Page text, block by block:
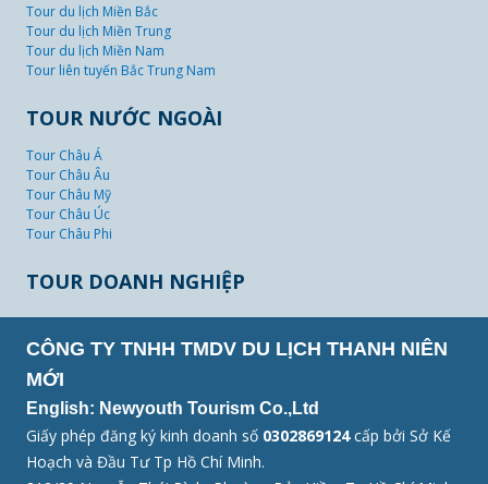
Tour du lịch Miền Bắc
Tour du lịch Miền Trung
Tour du lịch Miền Nam
Tour liên tuyến Bắc Trung Nam
TOUR NƯỚC NGOÀI
Tour Châu Á
Tour Châu Âu
Tour Châu Mỹ
Tour Châu Úc
Tour Châu Phi
TOUR DOANH NGHIỆP
CÔNG TY TNHH TMDV DU LỊCH THANH NIÊN
MỚI
English: Newyouth Tourism Co.,Ltd
Giấy phép đăng ký kinh doanh số 0302869124cấp bởi Sở Kế
Hoạch và Đầu Tư Tp Hồ Chí Minh.